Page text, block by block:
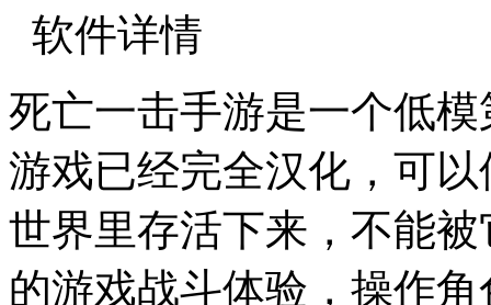
软件详情
死亡一击手游是一个低
游戏已经完全汉化，可
世界里存活下来，不能
的游戏战斗体验，操作